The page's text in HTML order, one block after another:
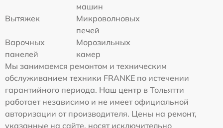
машин
Вытяжек
Микроволновых
печей
Варочных
панелей
Морозильных
камер
Мы занимаемся ремонтом и техническим
обслуживанием техники FRANKE по истечении
гарантийного периода. Наш центр в Тольятти
работает независимо и не имеет официальной
авторизации от производителя. Цены на ремонт,
указанные на сайте, носят исключительно